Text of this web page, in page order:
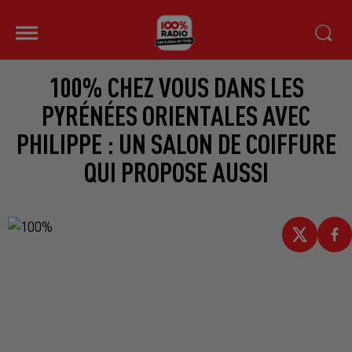
100% CHEZ VOUS DANS LES
PYRÉNÉES ORIENTALES AVEC
PHILIPPE : UN SALON DE COIFFURE
QUI PROPOSE AUSSI